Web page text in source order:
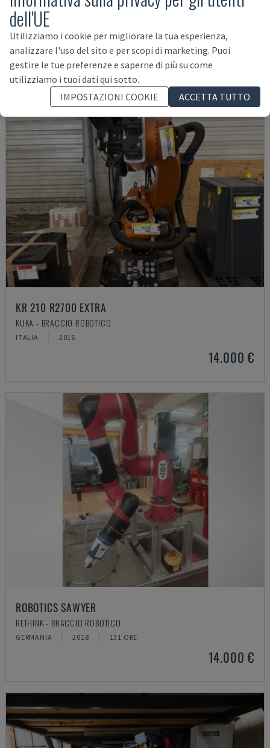
AUDI TSV D5 TÜR
CHANGO - BRACCIO ROBOTICO
GERMANIA 2020 200 ORE
62.000 €
KR 210 R2700 EXTRA
KUKA - BRACCIO ROBOTICO
ITALIA 2016
14.000 €
ROBOTICS SAWYER
RETHINK - BRACCIO ROBOTICO
GERMANIA 2018 131 ORE
14.000 €
dell'UE
Utilizziamo i cookie per migliorare la tua esperienza,
analizzare l'uso del sito e per scopi di marketing. Puoi
gestire le tue preferenze e saperne di più su come
utilizziamo i tuoi dati qui sotto.
IMPOSTAZIONI COOKIE
ACCETTA TUTTO